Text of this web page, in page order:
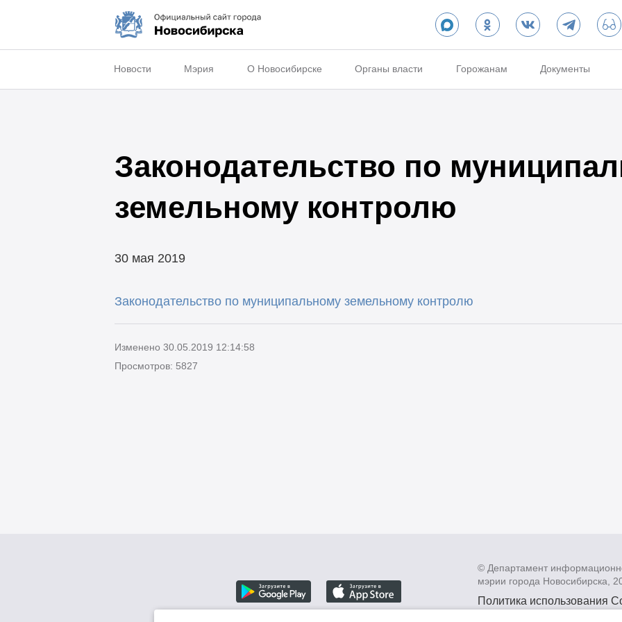
Новости Мэрия О Новосибирске Органы власти Горожанам Документы
Законодательство по
земельному контролю
30 мая 2019
Законодательство по муниципальному земельному контролю
Изменено 30.05.2019 12:14:58
Просмотров: 5827
© Департамент
мэрии города Новосибирска,
Политика использования